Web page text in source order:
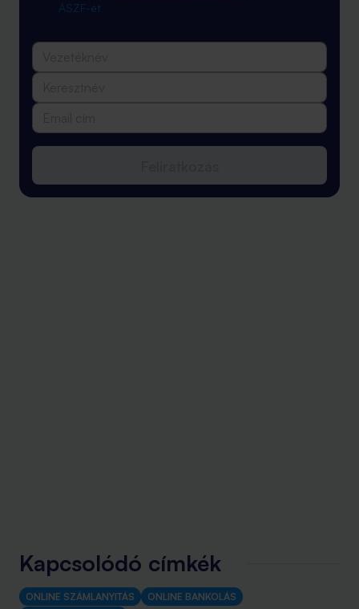
ÁSZF-ét
Kapcsolódó címkék
ONLINE SZÁMLANYITÁS
ONLINE BANKOLÁS